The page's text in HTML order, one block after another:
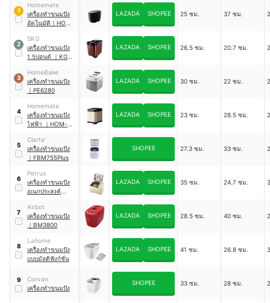
1
Homemate
เครื่องทำขนมปัง
อัตโนมัติ ｜ HOM-
LAZADA SHOPEE 25 ซม. 37 ซม.
2
SKG
เครื่องทำขนมปัง
1.5ปอนด์ ｜ KG-
LAZADA SHOPEE 26.5 ซม. 20.7 ซม.
3
HomeBake
เครื่องทำขนมปัง
｜ PE6280
LAZADA SHOPEE 30 ซม. 22 ซม.
4
Homemate
เครื่องทำขนมปัง
ไฟฟ้า
｜ HOM-
LAZADA SHOPEE 23 ซม. 28.5 ซม.
5
Clarte'
เครื่องทำขนมปัง
｜ FBM755Plus
SHOPEE 27.3 ซม. 33 ซม.
6
Petrus
เครื่องทำขนมปัง
อเนกประสงค์
PE8860YE
LAZADA SHOPEE 35 ซม. 24.7 ซม.
7
Airbot
เครื่องทำขนมปัง
｜ BM3800
LAZADA SHOPEE 28.5 ซม. 40 ซม.
8
Lahome
เครื่องทำขนมปัง
แบบมัลติฟังก์ชั่น
LAZADA SHOPEE 41 ซม. 26.8 ซม.
9
Corvan
เครื่องทำขนมปัง
SHOPEE 33 ซม. 28 ซม.